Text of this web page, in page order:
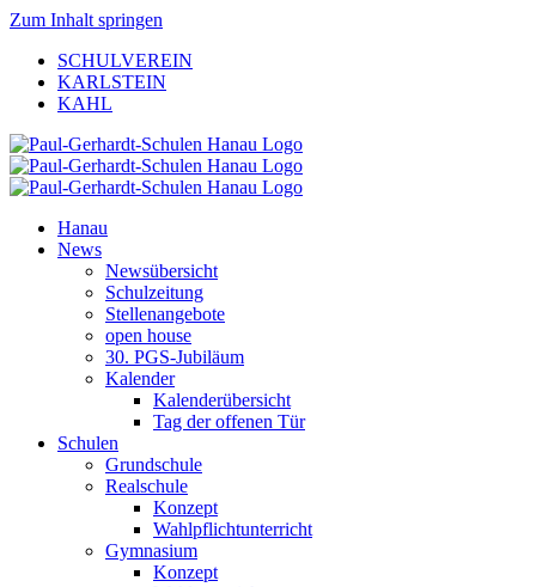
Zum Inhalt springen
SCHULVEREIN
KARLSTEIN
KAHL
Hanau
News
Newsübersicht
Schulzeitung
Stellenangebote
open house
30. PGS-Jubiläum
Kalender
Kalenderübersicht
Tag der offenen Tür
Schulen
Grundschule
Realschule
Konzept
Wahlpflichtunterricht
Gymnasium
Konzept